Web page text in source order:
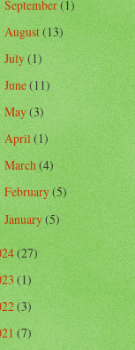
September(1)
August(13)
July(1)
June(11)
May(3)
April(1)
March(4)
February(5)
January(5)
(27)
(1)
(3)
(7)